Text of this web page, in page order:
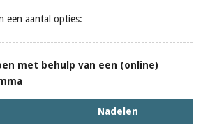
een aantal opties:
met behulp van een (online)
Nadelen